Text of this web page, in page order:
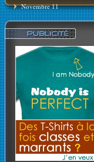
Novembre 11